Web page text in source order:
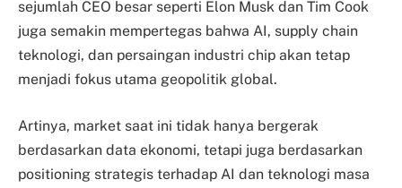
sejumlah CEO besar seperti Elon Musk dan Tim Cook
juga semakin mempertegas bahwa AI, supply chain
teknologi, dan persaingan industri chip akan tetap
menjadi fokus utama geopolitik global.
Artinya, market saat ini tidak hanya bergerak
berdasarkan data ekonomi, tetapi juga berdasarkan
positioning strategis terhadap AI dan teknologi masa